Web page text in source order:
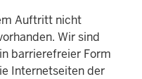
Auftritt nicht
Wir sind
barrierefreier Form
Internetseiten der